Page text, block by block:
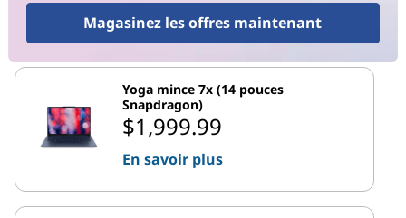
Magasinez les offres maintenant
Yoga mince 7x (14 pouces
Snapdragon)
$1,999.99
En savoir plus